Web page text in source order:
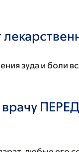
зуда и боли